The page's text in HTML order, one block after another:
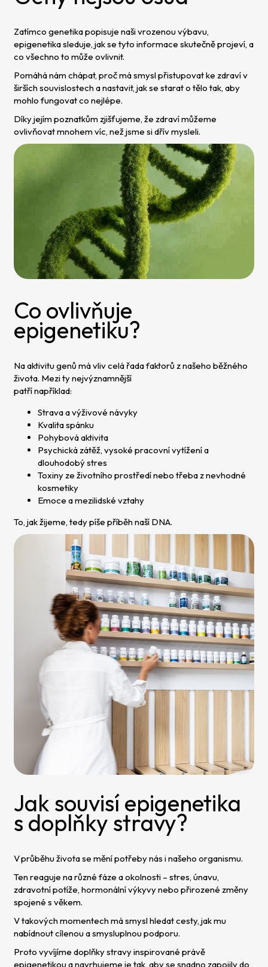
Zatímco genetika popisuje naši vrozenou výbavu,
epigenetika sleduje, jak se tyto informace skutečně projeví, a
co všechno to může ovlivnit.
Pomáhá nám chápat, proč má smysl přistupovat ke zdraví v
širších souvislostech a nastavit, jak se starat o tělo tak, aby
mohlo fungovat co nejlépe.
Díky jejím poznatkům zjišťujeme, že zdraví můžeme
ovlivňovat mnohem víc, než jsme si dřív mysleli.
Co ovlivňuje
epigenetiku?
Na aktivitu genů má vliv celá řada faktorů z našeho běžného
života. Mezi ty nejvýznamnější
patří například:
Strava a výživové návyky
Kvalita spánku
Pohybová aktivita
Psychická zátěž, vysoké pracovní vytížení a
dlouhodobý stres
Toxiny ze životního prostředí nebo třeba z nevhodné
kosmetiky
Emoce a mezilidské vztahy
To, jak žijeme, tedy píše příběh naší DNA.
Jak souvisí epigenetika
s doplňky stravy?
V průběhu života se mění potřeby nás i našeho organismu.
Ten reaguje na různé fáze a okolnosti – stres, únavu,
zdravotní potíže, hormonální výkyvy nebo přirozené změny
spojené s věkem.
V takových momentech má smysl hledat cesty, jak mu
nabídnout cílenou a smysluplnou podporu.
Proto vyvíjíme doplňky stravy inspirované právě
epigenetikou a navrhujeme je tak, aby se snadno zapojily do